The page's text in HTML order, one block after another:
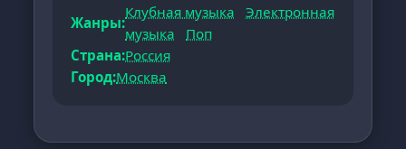
Жанры:
Клубная музыка
Электронная
музыка
Поп
Страна:Россия
Город:Москва